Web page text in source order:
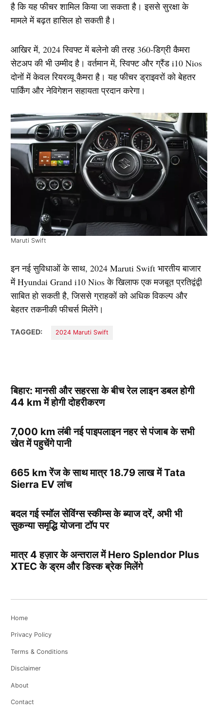
है कि यह फीचर शामिल किया जा सकता है। इससे सुरक्षा के
मामले में बढ़त हासिल हो सकती है।
आखिर में, 2024 स्विफ्ट में बलेनो की तरह 360-डिग्री कैमरा
सेटअप की भी उम्मीद है। वर्तमान में, स्विफ्ट और ग्रैंड i10 Nios
दोनों में केवल रियरव्यू कैमरा है। यह फीचर ड्राइवरों को बेहतर
पार्किंग और नेविगेशन सहायता प्रदान करेगा।
Maruti Swift
इन नई सुविधाओं के साथ, 2024 Maruti Swift भारतीय बाजार
में Hyundai Grand i10 Nios के खिलाफ एक मजबूत प्रतिद्वंद्वी
साबित हो सकती है, जिससे ग्राहकों को अधिक विकल्प और
बेहतर तकनीकी फीचर्स मिलेंगे।
TAGGED: 2024 Maruti Swift
बिहार: मानसी और सहरसा के बीच रेल लाइन डबल होगी
44 km में होगी दोहरीकरण
7,000 km लंबी नई पाइपलाइन नहर से पंजाब के सभी
खेत में पहुचेंगे पानी
665 km रेंज के साथ मात्र 18.79 लाख में Tata
Sierra EV लांच
बदल गई स्मॉल सेविंग्स स्कीम्स के ब्याज दरें, अभी भी
सुकन्या समृद्धि योजना टॉप पर
मात्र 4 हज़ार के अन्तराल में Hero Splendor Plus
XTEC के ड्रम और डिस्क ब्रेक मिलेंगे
Home
Privacy Policy
Terms & Conditions
Disclaimer
About
Contact